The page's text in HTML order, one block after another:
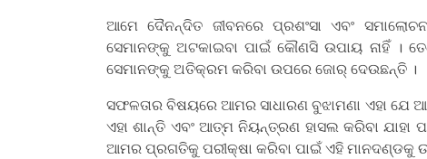
ଆମେ ଦୈନନ୍ଦିତ ଜୀବନରେ ପ୍ରଶଂସା ଏବଂ
ସେମାନଙ୍କୁ ଅଟକାଇବା ପାଇଁ କୌଣସି ଉପାୟ ନାହିଁ ।
ସେମାନଙ୍କୁ ଅତିକ୍ରମ କରିବା ଉପରେ ଜୋର୍‌ ଦେଉଛନ୍ତି ।
ସଫଳତାର ବିଷୟରେ ଆମର ସାଧାରଣ ବୁଝାମଣା ଏହା ଯେ
ଏହା ଶାନ୍ତି ଏବଂ ଆତ୍ମ ନିୟନ୍ତ୍ରଣ ହାସଲ କରିବା
ଆମର ପ୍ରଗତିକୁ ପରୀକ୍ଷା କରିବା ପାଇଁ ଏହି ମାନଦଣ୍ଡକୁ